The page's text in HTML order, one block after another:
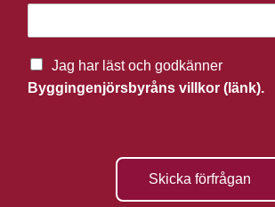
Jag har läst och godkänner
Byggingenjörsbyråns villkor (länk).
Skicka förfrågan